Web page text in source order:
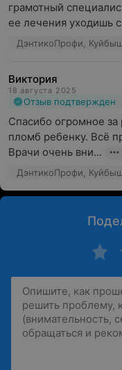
грамотный
ее лечения уходишь с
ДэнтикоПрофи,
Виктория
18 августа 2025
Отзыв подтвержден
Спасибо огромное
пломб ребенку. Всё
Врачи очень вни...
ДэнтикоПрофи,